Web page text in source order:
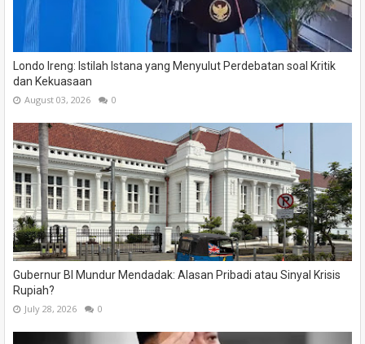
Londo Ireng: Istilah Istana yang Menyulut Perdebatan soal Kritik
dan Kekuasaan
August 03, 2026 0
Gubernur BI Mundur Mendadak: Alasan Pribadi atau Sinyal Krisis
Rupiah?
July 28, 2026 0